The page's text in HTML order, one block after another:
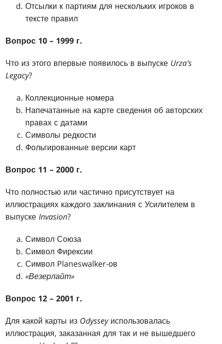
Отсылки к партиям для нескольких игроков в
тексте правил
Вопрос 10 – 1999 г.
Что из этого впервые появилось в выпуске Urza's
Legacy?
Коллекционные номера
Напечатанные на карте сведения об авторских
правах с датами
Символы редкости
Фольгированные версии карт
Вопрос 11 – 2000 г.
Что полностью или частично присутствует на
иллюстрациях каждого заклинания с Усилителем в
выпускеInvasion?
Символ Союза
Символ Фирексии
Символ Planeswalker-ов
«Везерлайт»
Вопрос 12 – 2001 г.
Для какой карты из Odysseyиспользовалась
иллюстрация, заказанная для так и не вышедшего